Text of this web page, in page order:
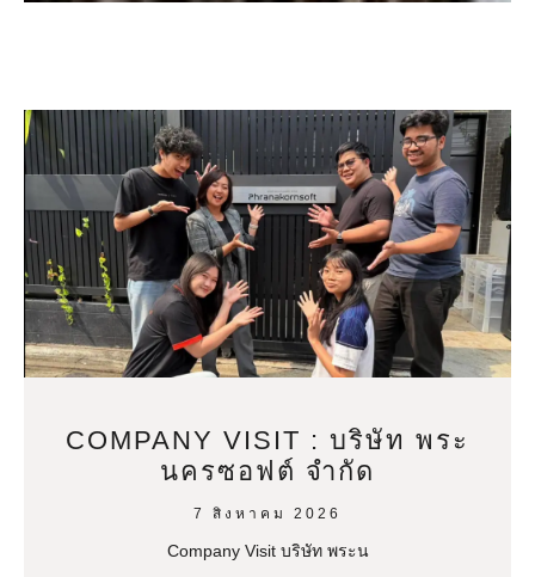
COMPANY VISIT : บริษัท พระ
นครซอฟต์ จำกัด
7 สิงหาคม 2026
Company Visit บริษัท พระน